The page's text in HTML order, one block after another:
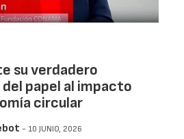
su verdadero
papel al impacto
circular
- 10 JUNIO, 2026